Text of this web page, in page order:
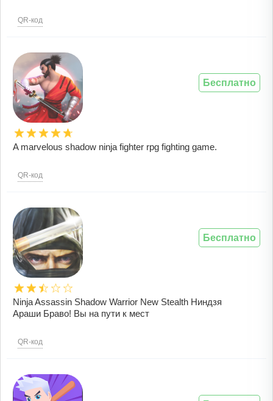
QR-код
A marvelous shadow ninja fighter rpg fighting game.
QR-код
Бесплатно
Ninja Assassin Shadow Warrior New Stealth Ниндзя
Араши Браво! Вы на пути к мест
QR-код
Бесплатно